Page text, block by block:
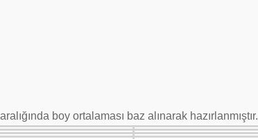
boy ortalaması baz alınarak hazırlanmıştır.